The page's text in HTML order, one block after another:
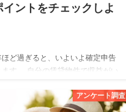
ントをチェックしよ
ど過ぎると、いよいよ確定申告
す。 自分の賃貸物件で収益がい
に分からないこともあるかと思い
アンケート調査